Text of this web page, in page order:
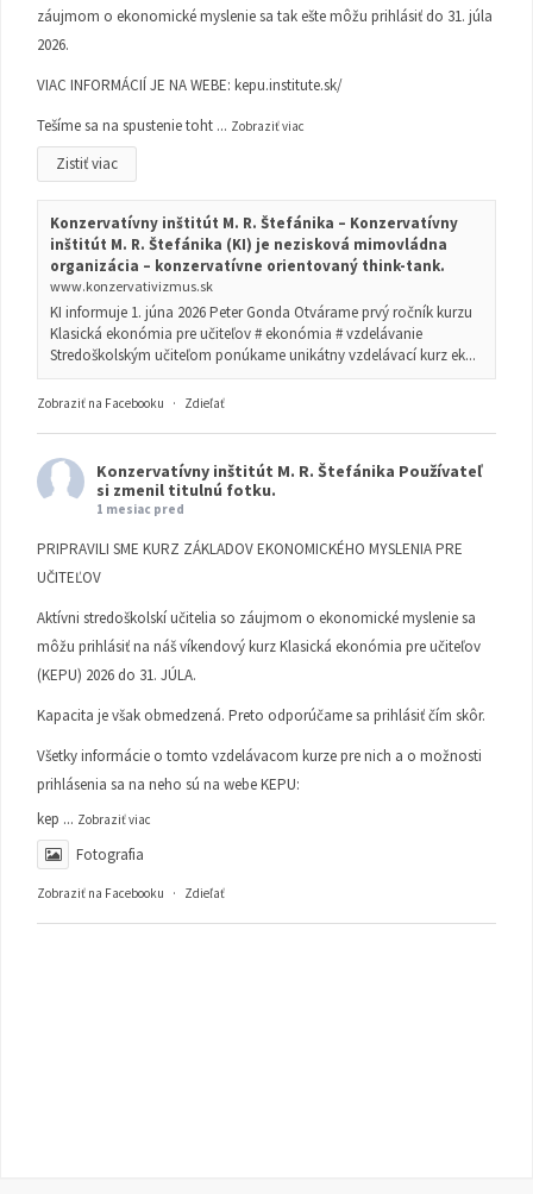
záujmom o ekonomické myslenie sa tak ešte môžu prihlásiť do 31. júla
2026.
VIAC INFORMÁCIÍ JE NA WEBE: kepu.institute.sk/
Tešíme sa na spustenie toht ... Zobraziť viac
Zistiť viac
Konzervatívny inštitút M. R. Štefánika – Konzervatívny
inštitút M. R. Štefánika (KI) je nezisková mimovládna
organizácia – konzervatívne orientovaný think-tank.
www.konzervativizmus.sk
KI informuje 1. júna 2026 Peter Gonda Otvárame prvý ročník kurzu
Klasická ekonómia pre učiteľov # ekonómia # vzdelávanie
Stredoškolským učiteľom ponúkame unikátny vzdelávací kurz ek...
Zobraziť na Facebooku · Zdieľať
Konzervatívny inštitút M. R. Štefánika Používateľ
si zmenil titulnú fotku.
1 mesiac pred
PRIPRAVILI SME KURZ ZÁKLADOV EKONOMICKÉHO MYSLENIA PRE
UČITEĽOV
Aktívni stredoškolskí učitelia so záujmom o ekonomické myslenie sa
môžu prihlásiť na náš víkendový kurz Klasická ekonómia pre učiteľov
(KEPU) 2026 do 31. JÚLA.
Kapacita je však obmedzená. Preto odporúčame sa prihlásiť čím skôr.
Všetky informácie o tomto vzdelávacom kurze pre nich a o možnosti
prihlásenia sa na neho sú na webe KEPU:
kep ... Zobraziť viac
Fotografia
Zobraziť na Facebooku · Zdieľať